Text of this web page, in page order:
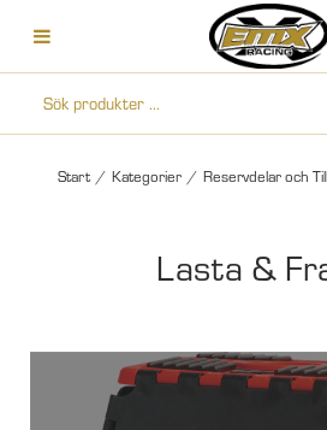
Start / Kategorier / Reservdelar och
Lasta &